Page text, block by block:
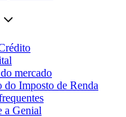
mercado
do Imposto de Renda
a Genial